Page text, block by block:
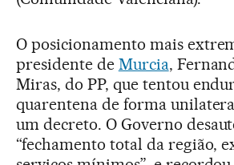
O posicionamento mais
presidente de Murcia,
Miras, do PP, que tentou
quarentena de forma
um decreto. O Governo
“fechamento total da região,